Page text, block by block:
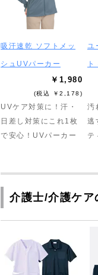
吸汗速乾 ソフトメッ
シュUVパーカー
￥1,980
(税込 ￥2,178)
UVケア対策に！汗・
日差し対策にこれ1枚
で安心！UVパーカー
ユ
汚
逃
テ
介護士/介護ケア